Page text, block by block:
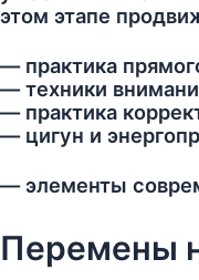
этом этапе
— практика
— техники
— практика
— цигун и
— элементы
Перемены